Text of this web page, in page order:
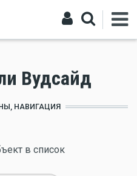
Вудсайд
НАВИГАЦИЯ
в список